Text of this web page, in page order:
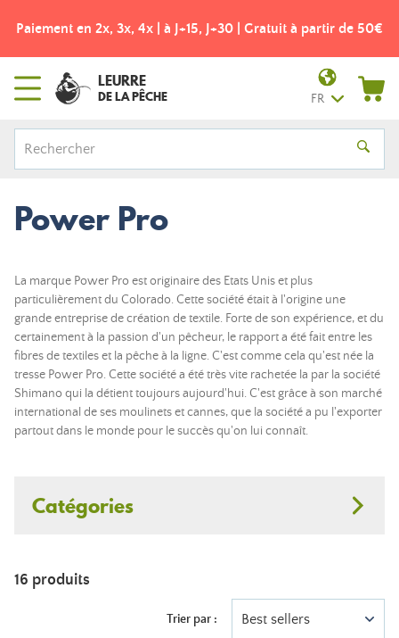
Paiement en 2x, 3x, 4x | à J+15, J+30 | Gratuit à partir de 50€
LEURRE
DE LA PÊCHE FR
Power Pro
La marque Power Pro est originaire des Etats Unis et plus
particulièrement du Colorado. Cette société était à l'origine une
grande entreprise de création de textile. Forte de son expérience, et du
certainement à la passion d'un pêcheur, le rapport a été fait entre les
fibres de textiles et la pêche à la ligne. C'est comme cela qu'est née la
tresse Power Pro. Cette société a été très vite rachetée la par la société
Shimano qui la détient toujours aujourd'hui. C'est grâce à son marché
international de ses moulinets et cannes, que la société a pu l'exporter
partout dans le monde pour le succès qu'on lui connaît.
Catégories
16 produits
Trier par : Best sellers